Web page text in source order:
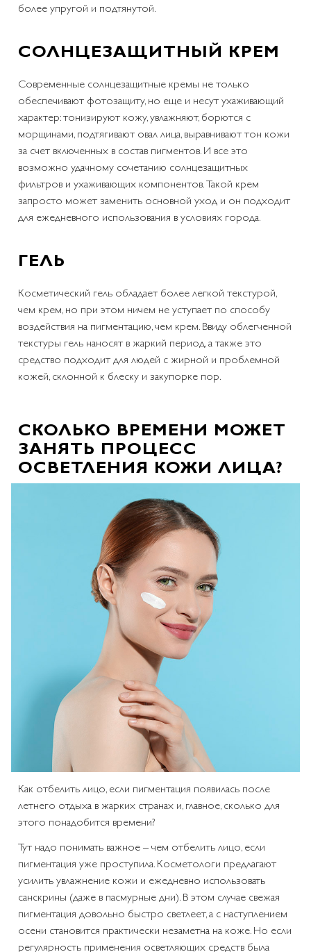
более упругой и подтянутой.
СОЛНЦЕЗАЩИТНЫЙ КРЕМ
Современные солнцезащитные кремы не только
обеспечивают фотозащиту, но еще и несут ухаживающий
характер: тонизируют кожу, увлажняют, борются с
морщинами, подтягивают овал лица, выравнивают тон кожи
за счет включенных в состав пигментов. И все это
возможно удачному сочетанию солнцезащитных
фильтров и ухаживающих компонентов. Такой крем
запросто может заменить основной уход и он подходит
для ежедневного использования в условиях города.
ГЕЛЬ
Косметический гель обладает более легкой текстурой,
чем крем, но при этом ничем не уступает по способу
воздействия на пигментацию, чем крем. Ввиду облегченной
текстуры гель наносят в жаркий период, а также это
средство подходит для людей с жирной и проблемной
кожей, склонной к блеску и закупорке пор.
СКОЛЬКО ВРЕМЕНИ МОЖЕТ
ЗАНЯТЬ ПРОЦЕСС
ОСВЕТЛЕНИЯ КОЖИ ЛИЦА?
Как отбелить лицо, если пигментация появилась после
летнего отдыха в жарких странах и, главное, сколько для
этого понадобится времени?
Тут надо понимать важное – чем отбелить лицо, если
пигментация уже проступила. Косметологи предлагают
усилить увлажнение кожи и ежедневно использовать
санскрины (даже в пасмурные дни). В этом случае свежая
пигментация довольно быстро светлеет, а с наступлением
осени становится практически незаметна на коже. Но если
регулярность применения осветляющих средств была